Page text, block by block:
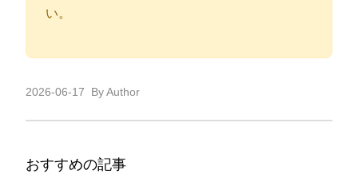
い。
2026-06-17 By Author
おすすめの記事